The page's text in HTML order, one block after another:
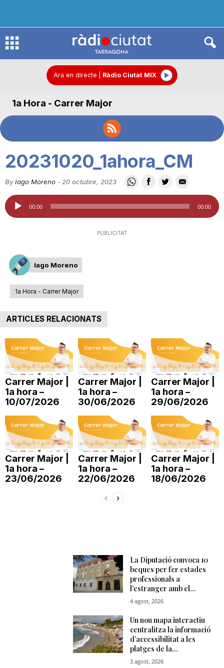
R
d
C
u
t
t
d
e
T
Ara en directe Ràdio Ciutat MIX
1a Hora - Carrer Major
20231020_1ahora_CM
By Iago Moreno - 20 octubre, 2023
Reproductor
d'àudio
00:00 00:00
PUBLICITAT
Iago Moreno
1a Hora - Carrer Major
ARTICLES RELACIONATS
Carrer Major |
1a hora –
10/07/2026
Carrer Major |
1a hora –
30/06/2026
Carrer Major |
1a hora –
29/06/2026
Carrer Major |
1a hora –
23/06/2026
Carrer Major |
1a hora –
22/06/2026
Carrer Major |
1a hora –
18/06/2026